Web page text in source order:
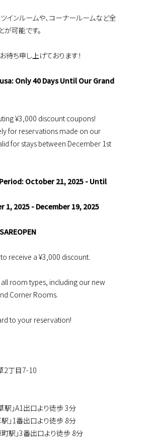
インルームや、コーナールームなど全
可能です。
待ち申し上げております！
Only 40 Days Until Our Grand
¥3,000 discount coupons!
for reservations made on our
for stays between December 1st
October 21, 2025 - Until
1, 2025 - December 19, 2025
receive a ¥3,000 discount.
room types, including our new
Corner Rooms.
to your reservation!
2丁目7-10
駅」A1出口より徒歩 3分
駅」1番出口より徒歩 8分
町駅」3番出口より徒歩 8分